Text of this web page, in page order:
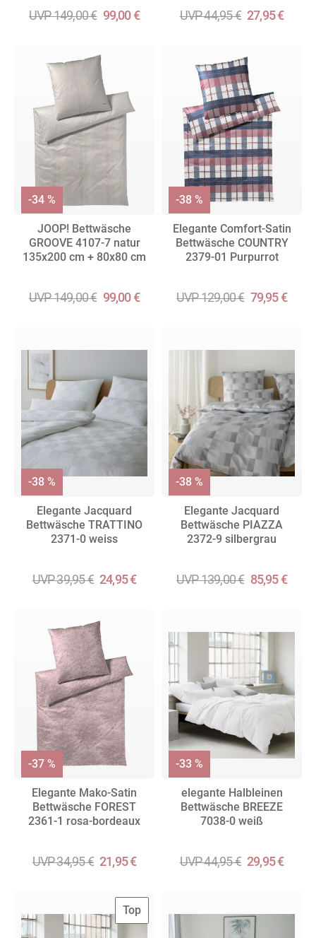
UVP 149,00 € 99,00 € UVP 44,95 € 27,95 €
JOOP! Bettwäsche
GROOVE 4107-7 natur
135x200 cm + 80x80 cm
UVP 149,00 € 99,00 €
-34 %
Elegante Comfort-Satin
Bettwäsche COUNTRY
2379-01 Purpurrot
UVP 129,00 € 79,95 €
-38 %
Elegante Jacquard
Bettwäsche TRATTINO
2371-0 weiss
UVP 39,95 € 24,95 €
-38 %
Elegante Jacquard
Bettwäsche PIAZZA
2372-9 silbergrau
UVP 139,00 € 85,95 €
-38 %
Elegante Mako-Satin
Bettwäsche FOREST
2361-1 rosa-bordeaux
UVP 34,95 € 21,95 €
-37 %
elegante Halbleinen
Bettwäsche BREEZE
7038-0 weiß
UVP 44,95 € 29,95 €
-33 %
Top